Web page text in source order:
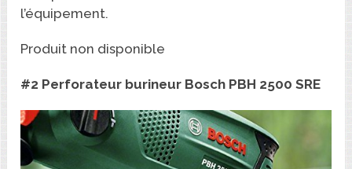
l’équipement.
Produit non disponible
#2 Perforateur burineur Bosch PBH 2500 SRE